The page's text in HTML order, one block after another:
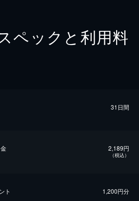
ペックと利用料
31日間
2,189円
（税込）
ト 1,200円分